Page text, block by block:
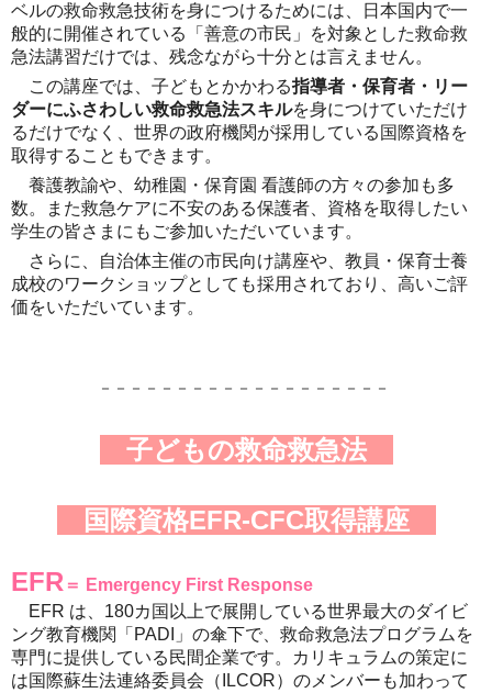
ベルの救命救急技術を身につけるためには、日本国内で一
般的に開催されている「善意の市民」を対象とした救命救
急法講習だけでは、残念ながら十分とは言えません。
この講座では、子どもとかかわる指導者・保育者・リー
ダーにふさわしい救命救急法スキルを身につけていただけ
るだけでなく、世界の政府機関が採用している国際資格を
取得することもできます。
養護教諭や、幼稚園・保育園 看護師の方々の参加も多
数。また救急ケアに不安のある保護者、資格を取得したい
学生の皆さまにもご参加いただいています。
さらに、自治体主催の市民向け講座や、教員・保育士養
成校のワークショップとしても採用されており、高いご評
価をいただいています。
－－－－－－－－－－－－－－－－－－－
子どもの救命救急法
国際資格EFR-CFC取得講座
EFR ＝ Emergency First Response
EFR は、180カ国以上で展開している世界最大のダイビ
ング教育機関「PADI」の傘下で、救命救急法プログラムを
専門に提供している民間企業です。カリキュラムの策定に
は国際蘇生法連絡委員会（ILCOR）のメンバーも加わって